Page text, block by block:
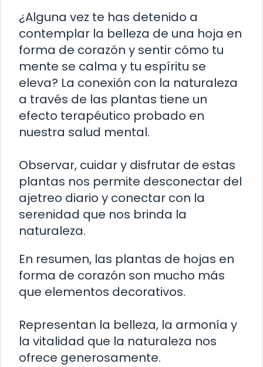
¿Alguna vez te has detenido a
contemplar la belleza de una hoja en
forma de corazón y sentir cómo tu
mente se calma y tu espíritu se
eleva? La conexión con la naturaleza
a través de las plantas tiene un
efecto terapéutico probado en
nuestra salud mental.
Observar, cuidar y disfrutar de estas
plantas nos permite desconectar del
ajetreo diario y conectar con la
serenidad que nos brinda la
naturaleza.
En resumen, las plantas de hojas en
forma de corazón son mucho más
que elementos decorativos.
Representan la belleza, la armonía y
la vitalidad que la naturaleza nos
ofrece generosamente.